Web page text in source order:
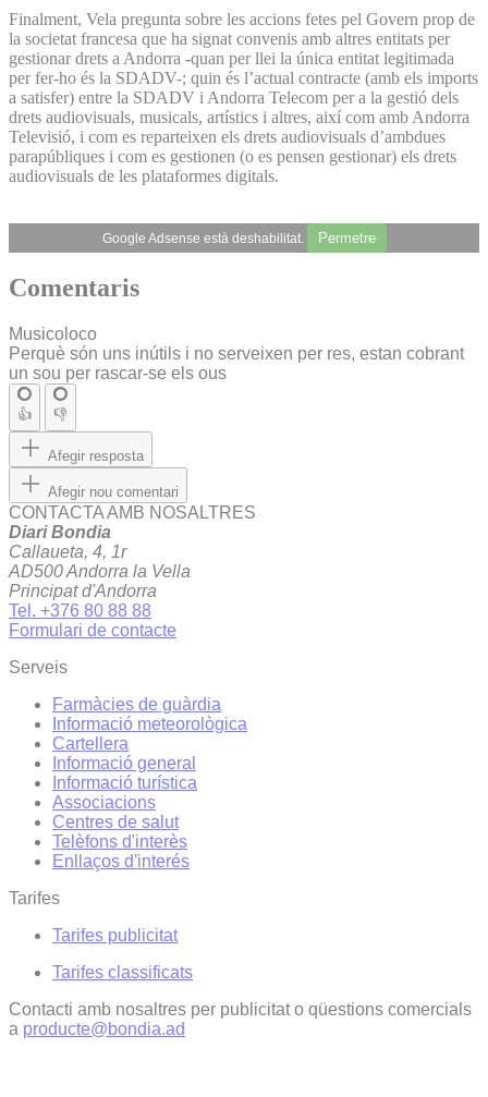
Finalment, Vela pregunta sobre les accions fetes pel Govern prop de
la societat francesa que ha signat convenis amb altres entitats per
gestionar drets a Andorra -quan per llei la única entitat legitimada
per fer-ho és la SDADV-; quin és l’actual contracte (amb els imports
a satisfer) entre la SDADV i Andorra Telecom per a la gestió dels
drets audiovisuals, musicals, artístics i altres, així com amb Andorra
Televisió, i com es reparteixen els drets audiovisuals d’ambdues
parapúbliques i com es gestionen (o es pensen gestionar) els drets
audiovisuals de les plataformes digitals.
Google Adsense està deshabilitat. Permetre
Comentaris
Musicoloco
Perquè són uns inútils i no serveixen per res, estan cobrant
un sou per rascar-se els ous
👍 👎
Afegir resposta
Afegir nou comentari
CONTACTA AMB NOSALTRES
Diari Bondia
Callaueta, 4, 1r
AD500 Andorra la Vella
Principat d'Andorra
Tel. +376 80 88 88
Formulari de contacte
Serveis
Farmàcies de guàrdia
Informació meteorològica
Cartellera
Informació general
Informació turística
Associacions
Centres de salut
Telèfons d'interès
Enllaços d'interés
Tarifes
Tarifes publicitat
Tarifes classificats
Contacti amb nosaltres per publicitat o qüestions comercials
a producte@bondia.ad